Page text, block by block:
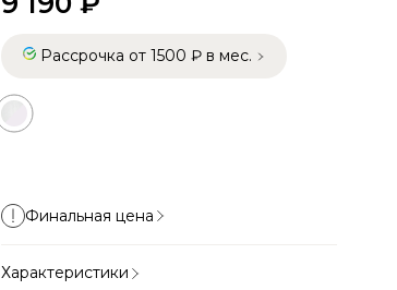
Рассрочка от 1500 ₽ в мес.
Финальная цена
Характеристики